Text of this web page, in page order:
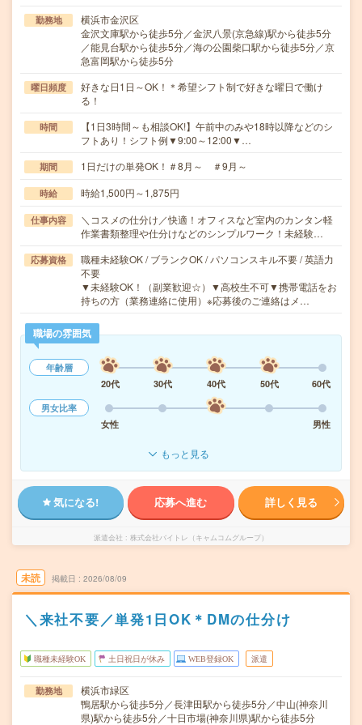
勤務地
横浜市金沢区
金沢文庫駅から徒歩5分／金沢八景(京急線)駅から徒歩5分
／能見台駅から徒歩5分／海の公園柴口駅から徒歩5分／京
急富岡駅から徒歩5分
曜日頻度
好きな日1日～OK！＊希望シフト制で好きな曜日で働け
る！
時間
【1日3時間～も相談OK!】午前中のみや18時以降などのシ
フトあり！シフト例▼9:00～12:00▼…
期間 1日だけの単発OK！＃8月～ ＃9月～
時給 時給1,500円～1,875円
仕事内容
＼コスメの仕分け／快適！オフィスなど室内のカンタン軽
作業書類整理や仕分けなどのシンプルワーク！未経験…
応募資格
職種未経験OK / ブランクOK / パソコンスキル不要 / 英語力
不要
▼未経験OK！（副業歓迎☆）▼高校生不可▼携帯電話をお
持ちの方（業務連絡に使用）※応募後のご連絡はメ…
職場の雰囲気
年齢層
20代
30代 40代 50代
60代
男女比率
女性
男性
もっと見る
気になる! 応募へ進む 詳しく見る
派遣会社 株式会社バイトレ（キャムコムグループ）
未読 掲載日 2026/08/09
＼来社不要／単発1日OK＊DMの仕分け
職種未経験OK 土日祝日が休み WEB登録OK 派遣
勤務地
横浜市緑区
鴨居駅から徒歩5分／長津田駅から徒歩5分／中山(神奈川
県)駅から徒歩5分／十日市場(神奈川県)駅から徒歩5分